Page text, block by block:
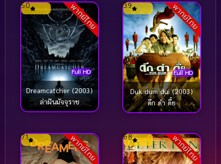
พากย์ไทย
Full HD
5.0
Dreamcatcher (2003)
ล่าฝันมัจจุราช
พากย์ไทย
Full HD
3.9
Duk dum dui (2003)
ดึก ดำ ดึ๋ย
พากย์ไทย
7.1 พากย์ไทย
6.8